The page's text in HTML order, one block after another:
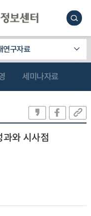
연구자료
세미나자료
와 시사점